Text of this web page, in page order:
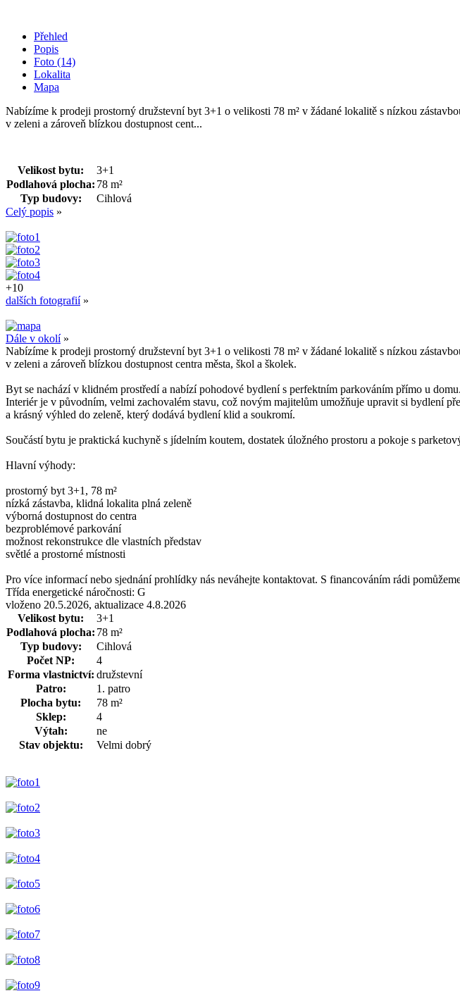
Přehled
Popis
Foto (14)
Lokalita
Mapa
Nabízíme k prodeji prostorný družstevní byt 3+1 o velikosti 78 m² v žádané lokalitě s nízkou
v zeleni a zároveň blízkou dostupnost cent...
Velikost bytu:
3+1
Podlahová plocha: 78 m²
Typ budovy:
Cihlová
Celý popis »
+10
dalších fotografií»
Dále v okolí»
Nabízíme k prodeji prostorný družstevní byt 3+1 o velikosti 78 m² v žádané lokalitě s nízkou
v zeleni a zároveň blízkou dostupnost centra města, škol a školek.
Byt se nachází v klidném prostředí a nabízí pohodové bydlení s perfektním parkováním přímo u domu.
Interiér je v původním, velmi zachovalém stavu, což novým majitelům umožňuje upravit si bydlení
a krásný výhled do zeleně, který dodává bydlení klid a soukromí.
Součástí bytu je praktická kuchyně s jídelním koutem, dostatek úložného prostoru a pokoje s
Hlavní výhody:
prostorný byt 3+1, 78 m²
nízká zástavba, klidná lokalita plná zeleně
výborná dostupnost do centra
bezproblémové parkování
možnost rekonstrukce dle vlastních představ
světlé a prostorné místnosti
Pro více informací nebo sjednání prohlídky nás neváhejte kontaktovat. S financováním rádi
Třída energetické náročnosti: G
vloženo 20.5.2026, aktualizace 4.8.2026
Velikost bytu:
3+1
Podlahová plocha: 78 m²
Typ budovy:
Cihlová
Počet NP:
4
Forma vlastnictví: družstevní
Patro:
1. patro
Plocha bytu:
78 m²
Sklep:
4
Výtah:
ne
Stav objektu:
Velmi dobrý